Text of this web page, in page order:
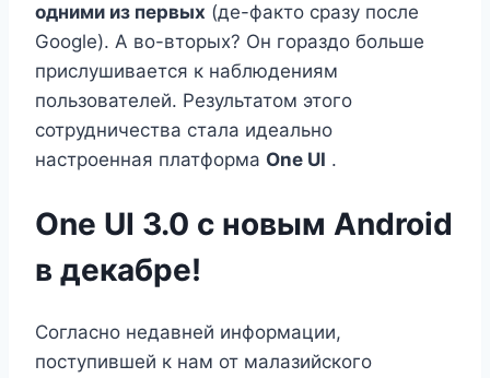
одними из первых (де-факто сразу после
Google). А во-вторых? Он гораздо больше
прислушивается к наблюдениям
пользователей. Результатом этого
сотрудничества стала идеально
настроенная платформа One UI .
One UI 3.0 с новым Android
в декабре!
Согласно недавней информации,
поступившей к нам от малазийского